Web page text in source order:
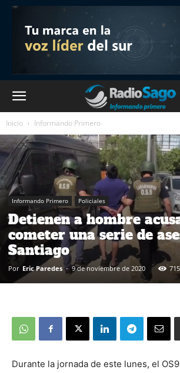
Inicio Informando Primero
Informando Primero Policiales
Detienen a hombre
cometer una serie de
Santiago
Por Eric Paredes - 9 de noviembre de 2020 715
Durante la jornada de este lunes, el